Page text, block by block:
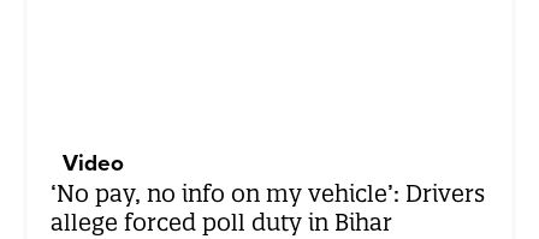
Video
‘No pay, no info on my vehicle’: Drivers
allege forced poll duty in Bihar